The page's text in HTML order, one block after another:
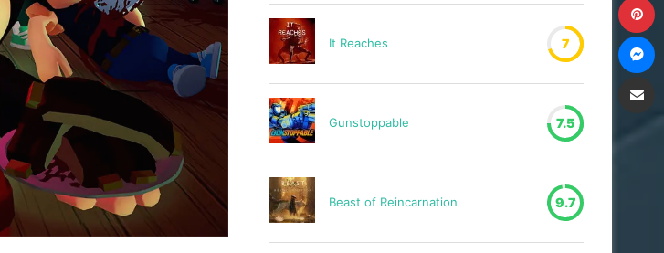
It Reaches 7
Gunstoppable 7.5
Beast of Reincarnation 9.7